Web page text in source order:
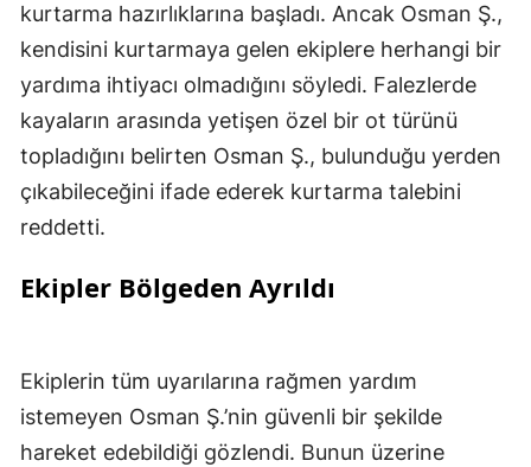
kurtarma hazırlıklarına başladı. Ancak Osman Ş.,
kendisini kurtarmaya gelen ekiplere herhangi bir
yardıma ihtiyacı olmadığını söyledi. Falezlerde
kayaların arasında yetişen özel bir ot türünü
topladığını belirten Osman Ş., bulunduğu yerden
çıkabileceğini ifade ederek kurtarma talebini
reddetti.
Ekipler Bölgeden Ayrıldı
Ekiplerin tüm uyarılarına rağmen yardım
istemeyen Osman Ş.’nin güvenli bir şekilde
hareket edebildiği gözlendi. Bunun üzerine